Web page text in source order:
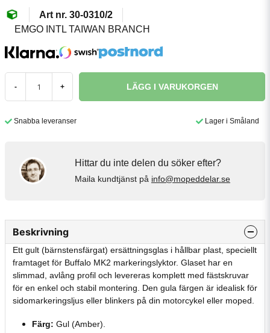
30-0310/2
EMGO INTL TAIWAN BRANCH
- + LÄGG I VARUKORGEN
Snabba leveranser Lager i Småland
Hittar du inte delen du söker efter?
Maila kundtjänst på info@mopeddelar.se
Beskrivning
Ett gult (bärnstensfärgat) ersättningsglas i hållbar plast, speciellt
framtaget för Buffalo MK2 markeringslyktor. Glaset har en
slimmad, avlång profil och levereras komplett med fästskruvar
för en enkel och stabil montering. Den gula färgen är idealisk för
sidomarkeringsljus eller blinkers på din motorcykel eller moped.
Färg: Gul (Amber).